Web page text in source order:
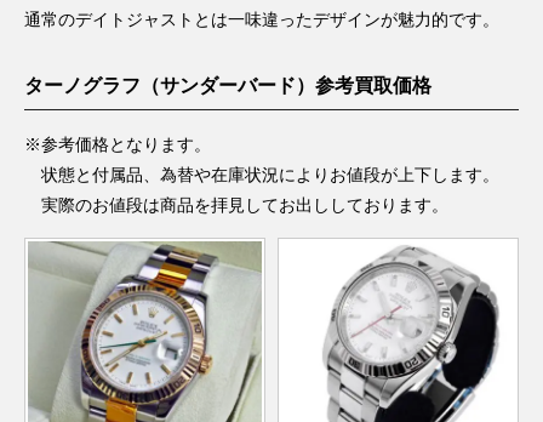
通常のデイトジャストとは一味違ったデザインが魅力的です。
ターノグラフ（サンダーバード）参考買取価格
※参考価格となります。
状態と付属品、為替や在庫状況によりお値段が上下します。
実際のお値段は商品を拝見してお出ししております。